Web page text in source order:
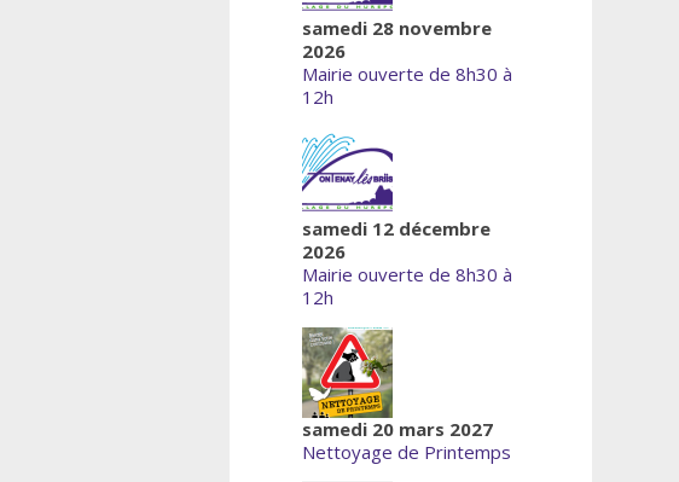
samedi 28 novembre
2026
Mairie ouverte de 8h30 à
12h
samedi 12 décembre
2026
Mairie ouverte de 8h30 à
12h
samedi 20 mars 2027
Nettoyage de Printemps